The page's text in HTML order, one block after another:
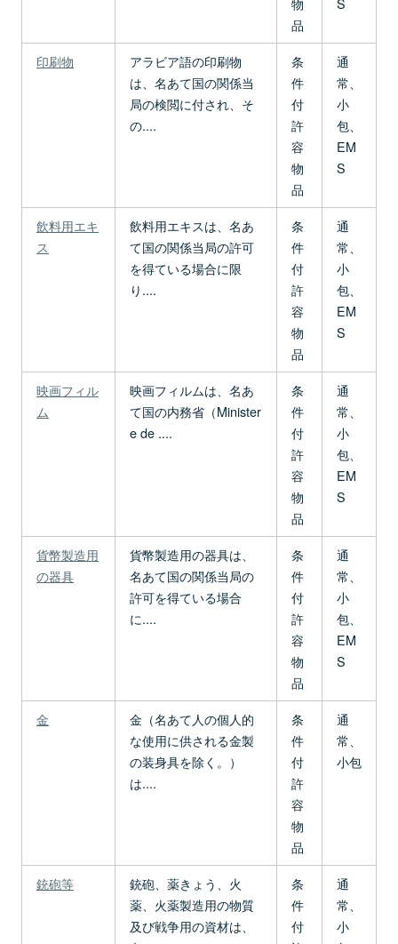
品
印刷物
アラビア語の印刷物
は、名あて国の関係当
局の検閲に付され、そ
の....
条
件
付
許
容
物
品
通
常、
小
包、
EM
S
飲料用エキ
ス
飲料用エキスは、名あ
て国の関係当局の許可
を得ている場合に限
り....
条
件
付
許
容
物
品
通
常、
小
包、
EM
S
映画フィル
ム
映画フィルムは、名あ
て国の内務省（Minister
e de ....
条
件
付
許
容
物
品
通
常、
小
包、
EM
S
貨幣製造用
の器具
貨幣製造用の器具は、
名あて国の関係当局の
許可を得ている場合
に....
条
件
付
許
容
物
品
通
常、
小
包、
EM
S
金
金（名あて人の個人的
な使用に供される金製
の装身具を除く。）
は....
条
件
付
許
容
物
品
通
常、
小包
銃砲等
銃砲、薬きょう、火
薬、火薬製造用の物質
及び戦争用の資材は、
条
件
付
通
常、
小